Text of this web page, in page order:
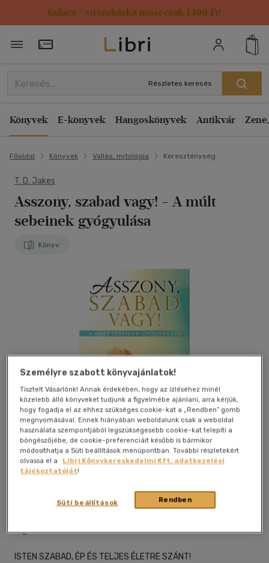
Kulacs / strandtáska most csak 1499 Ft!
Törzsvásárlói Kártya adatai
Részletes keresés
Könyvek E-könyvek Hangoskönyvek Antikvár
Főoldal Könyvek Vallás, mitológia Kereszténység
T. D. Jakes
Asszony, szabad vagy! - A múlt
sebeinek gyógyulása
Könyv
Kívánságlistához adom
ragasztókötött|228 oldal
ISTEN SZABAD, ÉP ÉS TELJES ÉLETRE SZÁNT!
Személyre szabott könyvajánlatok!
Tisztelt Vásárlónk! Annak érdekében, hogy az ízléséhez minél
közelebb álló könyveket tudjunk a figyelmébe ajánlani, arra kérjük,
hogy fogadja el az ehhez szükséges cookie-kat a „Rendben” gomb
megnyomásával. Ennek hiányában weboldalunk csak a weboldal
használata szempontjából legszükségesebb cookie-kat telepíti a
böngészőjébe, de cookie-preferenciáit később is bármikor
módosíthatja a Süti beállítások menüpontban. További részletekért
olvassa el a
Libri Könyvkereskedelmi Kft. adatkezelési
tájékoztatóját!
Rendben
Süti beállítások